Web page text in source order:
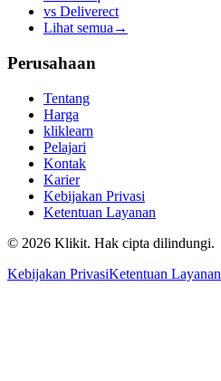
vs Deliverect
Lihat semua →
Perusahaan
Tentang
Harga
kliklearn
Pelajari
Kontak
Karier
Kebijakan Privasi
Ketentuan Layanan
© 2026 Klikit. Hak cipta dilindungi.
Kebijakan PrivasiKetentuan Layanan